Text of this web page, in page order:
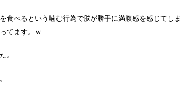
食べるという噛む行為で脳が勝手に満腹感を感じてしま
てます。ｗ
。